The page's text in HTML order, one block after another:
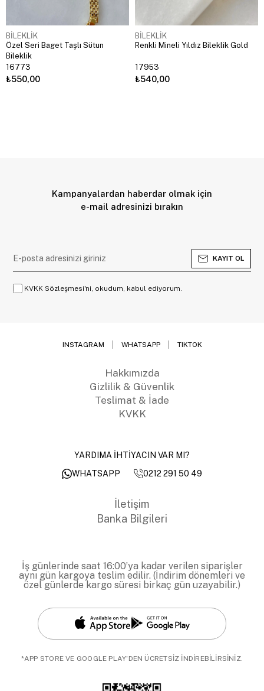
BİLEKLİK
Özel Seri Baget Taşlı Sütun
Bileklik
16773
₺550,00
BİLEKLİK
Renkli Mineli Yıldız Bileklik Gold
17953
₺540,00
Kampanyalardan haberdar olmak için
e-mail adresinizi bırakın
KAYIT OL
KVKK Sözleşmesi'ni, okudum, kabul ediyorum.
INSTAGRAM WHATSAPP TIKTOK
Hakkımızda
Gizlilik & Güvenlik
Teslimat & İade
KVKK
YARDIMA İHTİYACIN VAR MI?
WHATSAPP
0212 291 50 49
İletişim
Banka Bilgileri
İş günlerinde saat 16:00’ya kadar verilen siparişler
aynı gün kargoya teslim edilir. (İndirim dönemleri ve
özel günlerde kargo süresi birkaç gün uzayabilir.)
*APP STORE VE GOOGLE PLAY'DEN ÜCRETSİZ İNDİREBİLİRSİNİZ.